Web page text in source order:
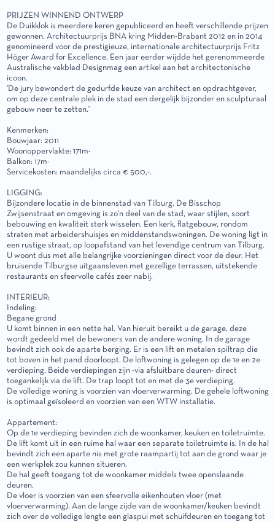
PRIJZEN WINNEND ONTWERP
De Duikklok is meerdere keren gepubliceerd en heeft verschillende prijzen
gewonnen. Architectuurprijs BNA kring Midden-Brabant 2012 en in 2014
genomineerd voor de prestigieuze, internationale architectuurprijs Fritz
Höger Award for Excellence. Een jaar eerder wijdde het gerenommeerde
Australische vakblad Designmag een artikel aan het architectonische
icoon.
'De jury bewondert de gedurfde keuze van architect en opdrachtgever,
om op deze centrale plek in de stad een dergelijk bijzonder en sculpturaal
gebouw neer te zetten.'
Kenmerken:
Bouwjaar: 2011
Woonoppervlakte: 171m²
Balkon: 17m²
Servicekosten: maandelijks circa € 500,-.
LIGGING:
Bijzondere locatie in de binnenstad van Tilburg. De Bisschop
Zwijsenstraat en omgeving is zo'n deel van de stad, waar stijlen, soort
bebouwing en kwaliteit sterk wisselen. Een kerk, flatgebouw, rondom
straten met arbeidershuisjes en middenstandswoningen. De woning ligt in
een rustige straat, op loopafstand van het levendige centrum van Tilburg.
U woont dus met alle belangrijke voorzieningen direct voor de deur. Het
bruisende Tilburgse uitgaansleven met gezellige terrassen, uitstekende
restaurants en sfeervolle cafés zeer nabij.
INTERIEUR:
Indeling:
Begane grond
U komt binnen in een nette hal. Van hieruit bereikt u de garage, deze
wordt gedeeld met de bewoners van de andere woning. In de garage
bevindt zich ook de aparte berging. Er is een lift en metalen spiltrap die
tot boven in het pand doorloopt. De loftwoning is gelegen op de 1e en 2e
verdieping. Beide verdiepingen zijn -via afsluitbare deuren- direct
toegankelijk via de lift. De trap loopt tot en met de 3e verdieping.
De volledige woning is voorzien van vloerverwarming. De gehele loftwoning
is optimaal geïsoleerd en voorzien van een WTW installatie.
Appartement:
Op de 1e verdieping bevinden zich de woonkamer, keuken en toiletruimte.
De lift komt uit in een ruime hal waar een separate toiletruimte is. In de hal
bevindt zich een aparte nis met grote raampartij tot aan de grond waar je
een werkplek zou kunnen situeren.
De hal geeft toegang tot de woonkamer middels twee openslaande
deuren.
De vloer is voorzien van een sfeervolle eikenhouten vloer (met
vloerverwarming). Aan de lange zijde van de woonkamer/keuken bevindt
zich over de volledige lengte een glaspui met schuifdeuren en toegang tot